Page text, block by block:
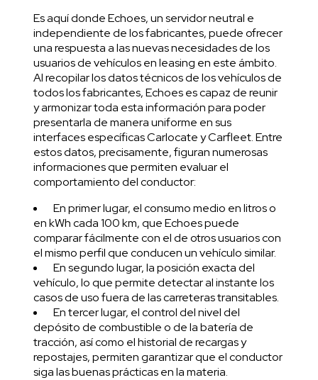
Es aquí donde Echoes, un servidor neutral e
independiente de los fabricantes, puede ofrecer
una respuesta a las nuevas necesidades de los
usuarios de vehículos en leasing en este ámbito.
Al recopilar los datos técnicos de los vehículos de
todos los fabricantes, Echoes es capaz de reunir
y armonizar toda esta información para poder
presentarla de manera uniforme en sus
interfaces específicasCarlocateyCarfleet. Entre
estos datos, precisamente, figuran numerosas
informaciones que permiten evaluar el
comportamiento del conductor:
En primer lugar, el consumo medio en litros o
en kWh cada 100 km, que Echoes puede
comparar fácilmente con el de otros usuarios con
el mismo perfil que conducen un vehículo similar.
En segundo lugar, la posición exacta del
vehículo, lo que permite detectar al instante los
casos de uso fuera de las carreteras transitables.
En tercer lugar, el control del nivel del
depósito de combustible o de la batería de
tracción, así como el historial de recargas y
repostajes, permiten garantizar que el conductor
siga las buenas prácticas en la materia.